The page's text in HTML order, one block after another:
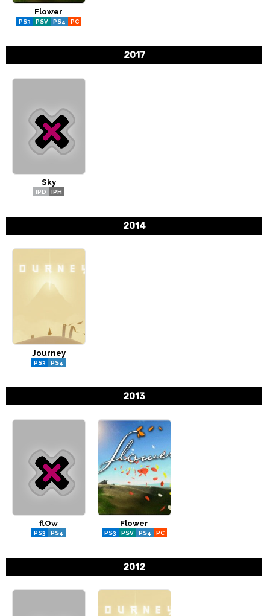
Flower
PS3 PSV PS4 PC
2017
Sky
IPD IPH
2014
Journey
PS3 PS4
2013
flOw
PS3 PS4
Flower
PS3 PSV PS4 PC
2012